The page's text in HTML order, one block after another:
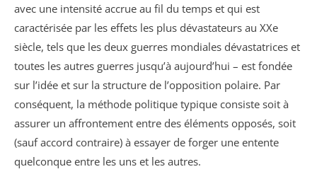
avec une intensité accrue au fil du temps et qui est
caractérisée par les effets les plus dévastateurs au XXe
siècle, tels que les deux guerres mondiales dévastatrices et
toutes les autres guerres jusqu’à aujourd’hui – est fondée
sur l’idée et sur la structure de l’opposition polaire. Par
conséquent, la méthode politique typique consiste soit à
assurer un affrontement entre des éléments opposés, soit
(sauf accord contraire) à essayer de forger une entente
quelconque entre les uns et les autres.